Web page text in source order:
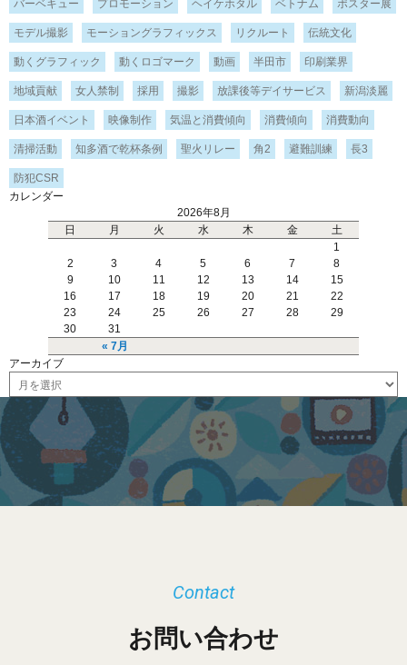
バーベキュー プロモーション ヘイケホタル ベトナム ポスター展
モデル撮影 モーショングラフィックス リクルート 伝統文化
動くグラフィック 動くロゴマーク 動画 半田市 印刷業界
地域貢献 女人禁制 採用 撮影 放課後等デイサービス 新潟淡麗
日本酒イベント 映像制作 気温と消費傾向 消費傾向 消費動向
清掃活動 知多酒で乾杯条例 聖火リレー 角2 避難訓練 長3
防犯CSR
カレンダー
2026年8月
日
月 火 水 木 金 土
« 7月
1
2
3 4 5 6 7
8
9
10 11 12 13 14
15
16
17 18 19 20 21
22
23
24 25 26 27 28
29
30
31
アーカイブ
ー
イ
ブ
お問い合わせ
Contact